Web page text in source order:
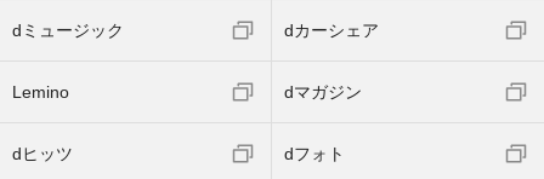
dミュージック dカーシェア
Lemino dマガジン
dヒッツ dフォト